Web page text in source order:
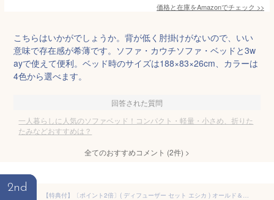
価格と在庫をAmazonでチェック >>
こちらはいかがでしょうか。背が低く肘掛けがないので、いい
意味で存在感が希薄です。ソファ・カウチソファ・ベッドと3w
ayで使えて便利。ベッド時のサイズは188×83×26cm、カラーは
4色から選べます。
回答された質問
一人暮らしに人気のソファベッド！コンパクト・軽量・小さめ、折りた
たみなどおすすめは？
全てのおすすめコメント (2件) >
2nd
【特典付】〔ポイント2倍〕( ディフューザー セット エシカ ) オールド＆ニュー 取扱店 消臭 芳香剤 エッセンシャル オイル 精油 サステナブル 再利用 eco エシカル リビング 玄関 寝室 トイレ おしゃれ シンプル 木製 ナチュラル 北欧